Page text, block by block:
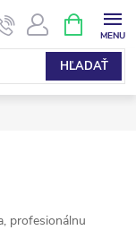
HĽADAŤ
KOŠÍK
profesionálnu